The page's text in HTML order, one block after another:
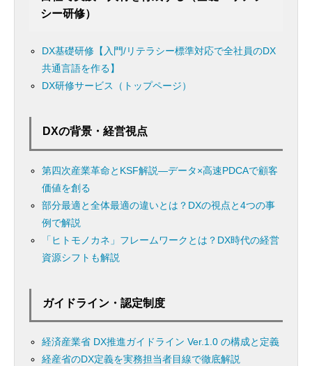
シー研修）
DX基礎研修【入門/リテラシー標準対応で全社員のDX
共通言語を作る】
DX研修サービス（トップページ）
DXの背景・経営視点
第四次産業革命とKSF解説―データ×高速PDCAで顧客
価値を創る
部分最適と全体最適の違いとは？DXの視点と4つの事
例で解説
「ヒトモノカネ」フレームワークとは？DX時代の経営
資源シフトも解説
ガイドライン・認定制度
経済産業省 DX推進ガイドライン Ver.1.0 の構成と定義
経産省のDX定義を実務担当者目線で徹底解説